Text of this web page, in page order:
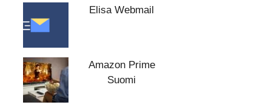
Elisa Webmail
Amazon Prime
Suomi